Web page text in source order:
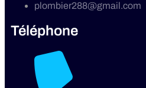
plombier288@gmail.com
Téléphone